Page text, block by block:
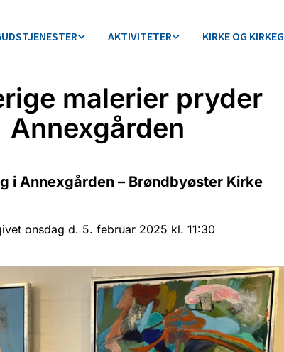
AKTIVITETER KIRKE OG
malerier pryder
Annexgården
i Annexgården – Brøndbyøster Kirke
onsdag d. 5. februar 2025 kl. 11:30